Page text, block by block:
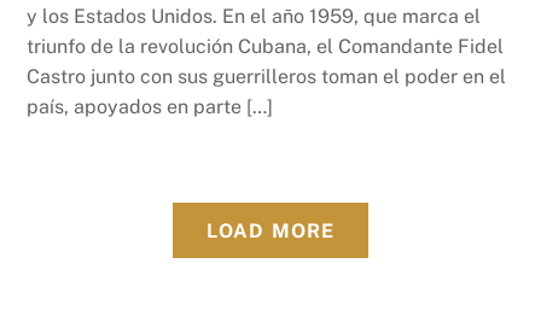
y los Estados Unidos. En el año 1959, que marca el
triunfo de la revolución Cubana, el Comandante Fidel
Castro junto con sus guerrilleros toman el poder en el
país, apoyados en parte […]
LOAD MORE